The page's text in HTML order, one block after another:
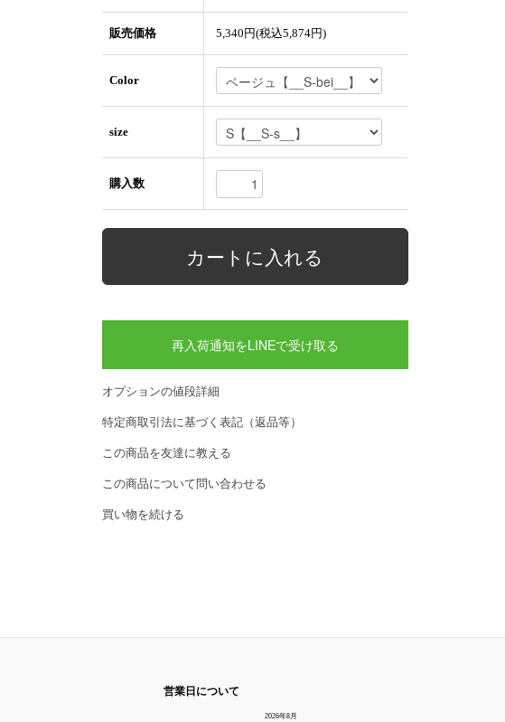
販売価格 5,340円(税込5,874円)
Color
size
購入数
再入荷通知をLINEで受け取る
オプションの値段詳細
特定商取引法に基づく表記（返品等）
この商品を友達に教える
この商品について問い合わせる
買い物を続ける
営業日について
2026年8月